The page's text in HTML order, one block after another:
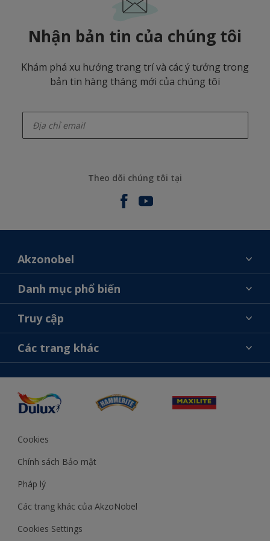
Nhận bản tin của chúng tôi
Khám phá xu hướng trang trí và các ý tưởng trong
bản tin hàng tháng mới của chúng tôi
Theo dõi chúng tôi tại
Akzonobel
Giới thiệu về AkzoNobel
Liên hệ chúng tôi
Tìm một cửa hàng
Danh mục phổ biến
Tìm màu sắc
Chọn sản phẩm
Ý tưởng
Truy cập
Khả năng truy cập
Tính Chính Xác về Màu Sắc
Các trang khác
Cookies
Chính sách Bảo mật
Pháp lý
Các trang khác của AkzoNobel
Cookies Settings